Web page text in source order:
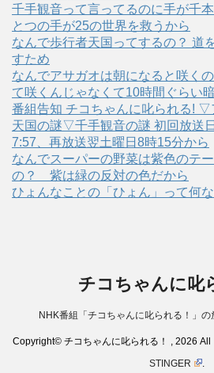
千手観音って言ってるのに手が千
とつの手が25の世界を救うから
なんで歩行者天国ってするの？ 道
すため
なんでアサガオは朝になると咲く
て咲くんじゃなくて10時間ぐらい
番組告知 チコちゃんに叱られる!
天国の謎▽千手観音の謎 初回放送
7:57、再放送翌土曜日8時15分から
なんでスーパーの野菜は紫色のテ
の？ 紫は緑の反対の色だから
ひょんなことの「ひょん」って何
チコちゃんに叱
NHK番組「チコちゃんに叱られる！」の
Copyright© チコちゃんに叱られる！ , 2026
STINGER
.